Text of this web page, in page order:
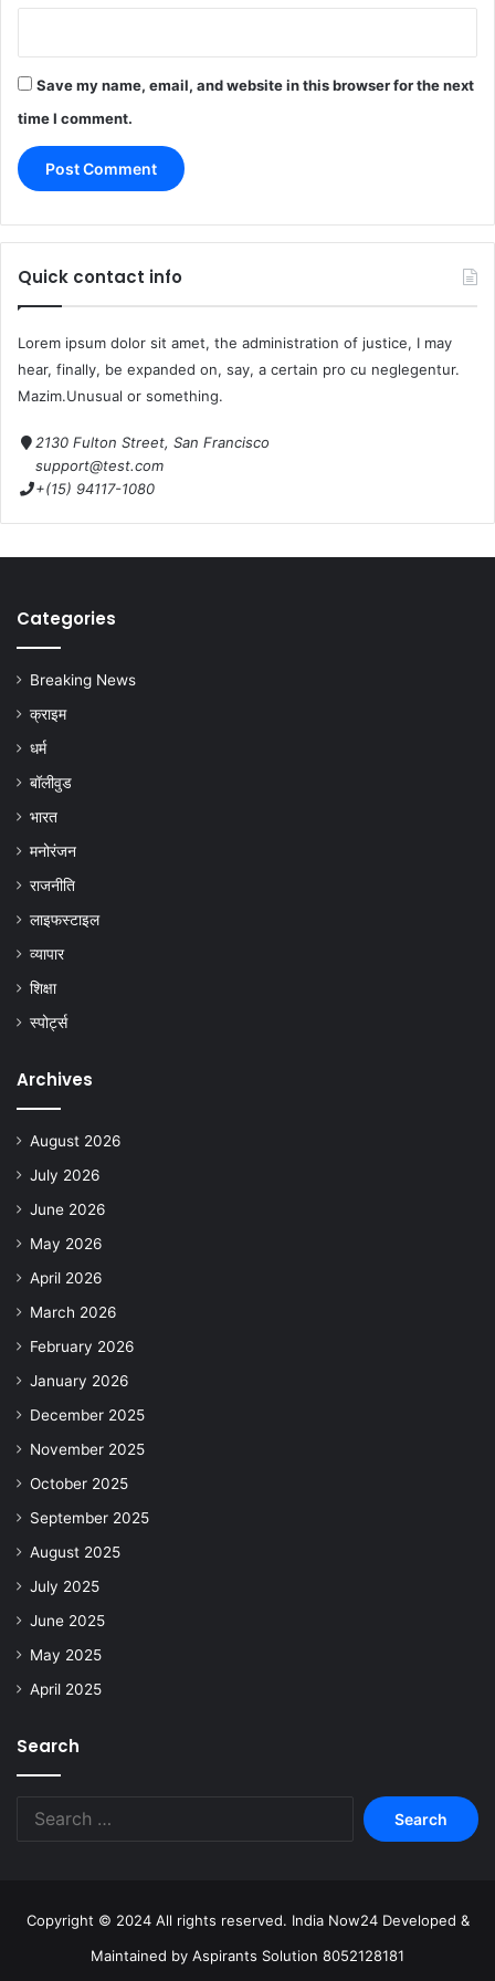
Save my name, email, and website in this browser for the next
time I comment.
Quick contact info
Lorem ipsum dolor sit amet, the administration of justice, I may
hear, finally, be expanded on, say, a certain pro cu neglegentur.
Mazim.Unusual or something.
2130 Fulton Street, San Francisco
support@test.com
+(15) 94117-1080
Categories
Breaking News
क्राइम
धर्म
बॉलीवुड
भारत
मनोरंजन
राजनीति
लाइफस्टाइल
व्यापार
शिक्षा
स्पोर्ट्स
Archives
August 2026
July 2026
June 2026
May 2026
April 2026
March 2026
February 2026
January 2026
December 2025
November 2025
October 2025
September 2025
August 2025
July 2025
June 2025
May 2025
April 2025
Search
Copyright © 2024 All rights reserved. India Now24 Developed &
Maintained by Aspirants Solution 8052128181